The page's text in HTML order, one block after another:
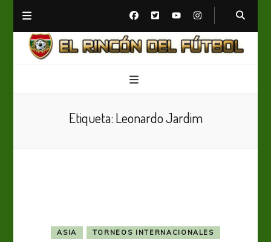
Etiqueta: Leonardo Jardim
ASIA TORNEOS INTERNACIONALES